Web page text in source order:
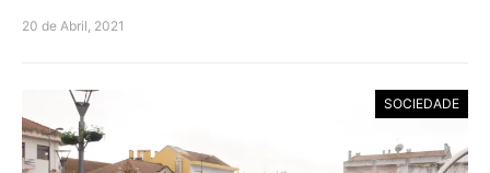
20 de Abril, 2021
SOCIEDADE